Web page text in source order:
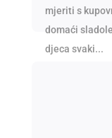
mjeriti s
domaći
djeca svaki...